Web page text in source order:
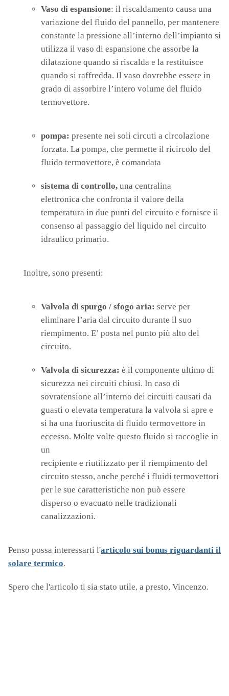
Vaso di espansione: il riscaldamento causa una
variazione del fluido del pannello, per mantenere
constante la pressione all’interno dell’impianto si
utilizza il vaso di espansione che assorbe la
dilatazione quando si riscalda e la restituisce
quando si raffredda. Il vaso dovrebbe essere in
grado di assorbire l’intero volume del fluido
termovettore.
pompa: presente nei soli circuti a circolazione
forzata. La pompa, che permette il ricircolo del
fluido termovettore, è comandata
sistema di controllo, una centralina
elettronica che confronta il valore della
temperatura in due punti del circuito e fornisce il
consenso al passaggio del liquido nel circuito
idraulico primario.
Inoltre, sono presenti:
Valvola di spurgo / sfogo aria: serve per
eliminare l’aria dal circuito durante il suo
riempimento. E’ posta nel punto più alto del
circuito.
Valvola di sicurezza: è il componente ultimo di
sicurezza nei circuiti chiusi. In caso di
sovratensione all’interno dei circuiti causati da
guasti o elevata temperatura la valvola si apre e
si ha una fuoriuscita di fluido termovettore in
eccesso. Molte volte questo fluido si raccoglie in
un
recipiente e riutilizzato per il riempimento del
circuito stesso, anche perché i fluidi termovettori
per le sue caratteristiche non può essere
disperso o evacuato nelle tradizionali
canalizzazioni.
Penso possa interessarti l'articolo sui bonus riguardanti il
solare termico.
Spero che l'articolo ti sia stato utile, a presto, Vincenzo.